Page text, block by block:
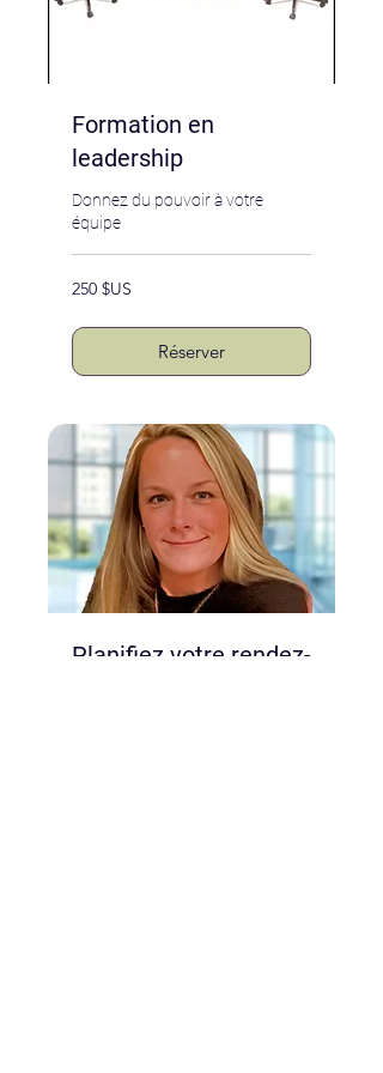
Formation en
leadership
Donnez du pouvoir à votre
équipe
250
dollars
Unis
250 $US
Réserver
Planifiez votre rendez-